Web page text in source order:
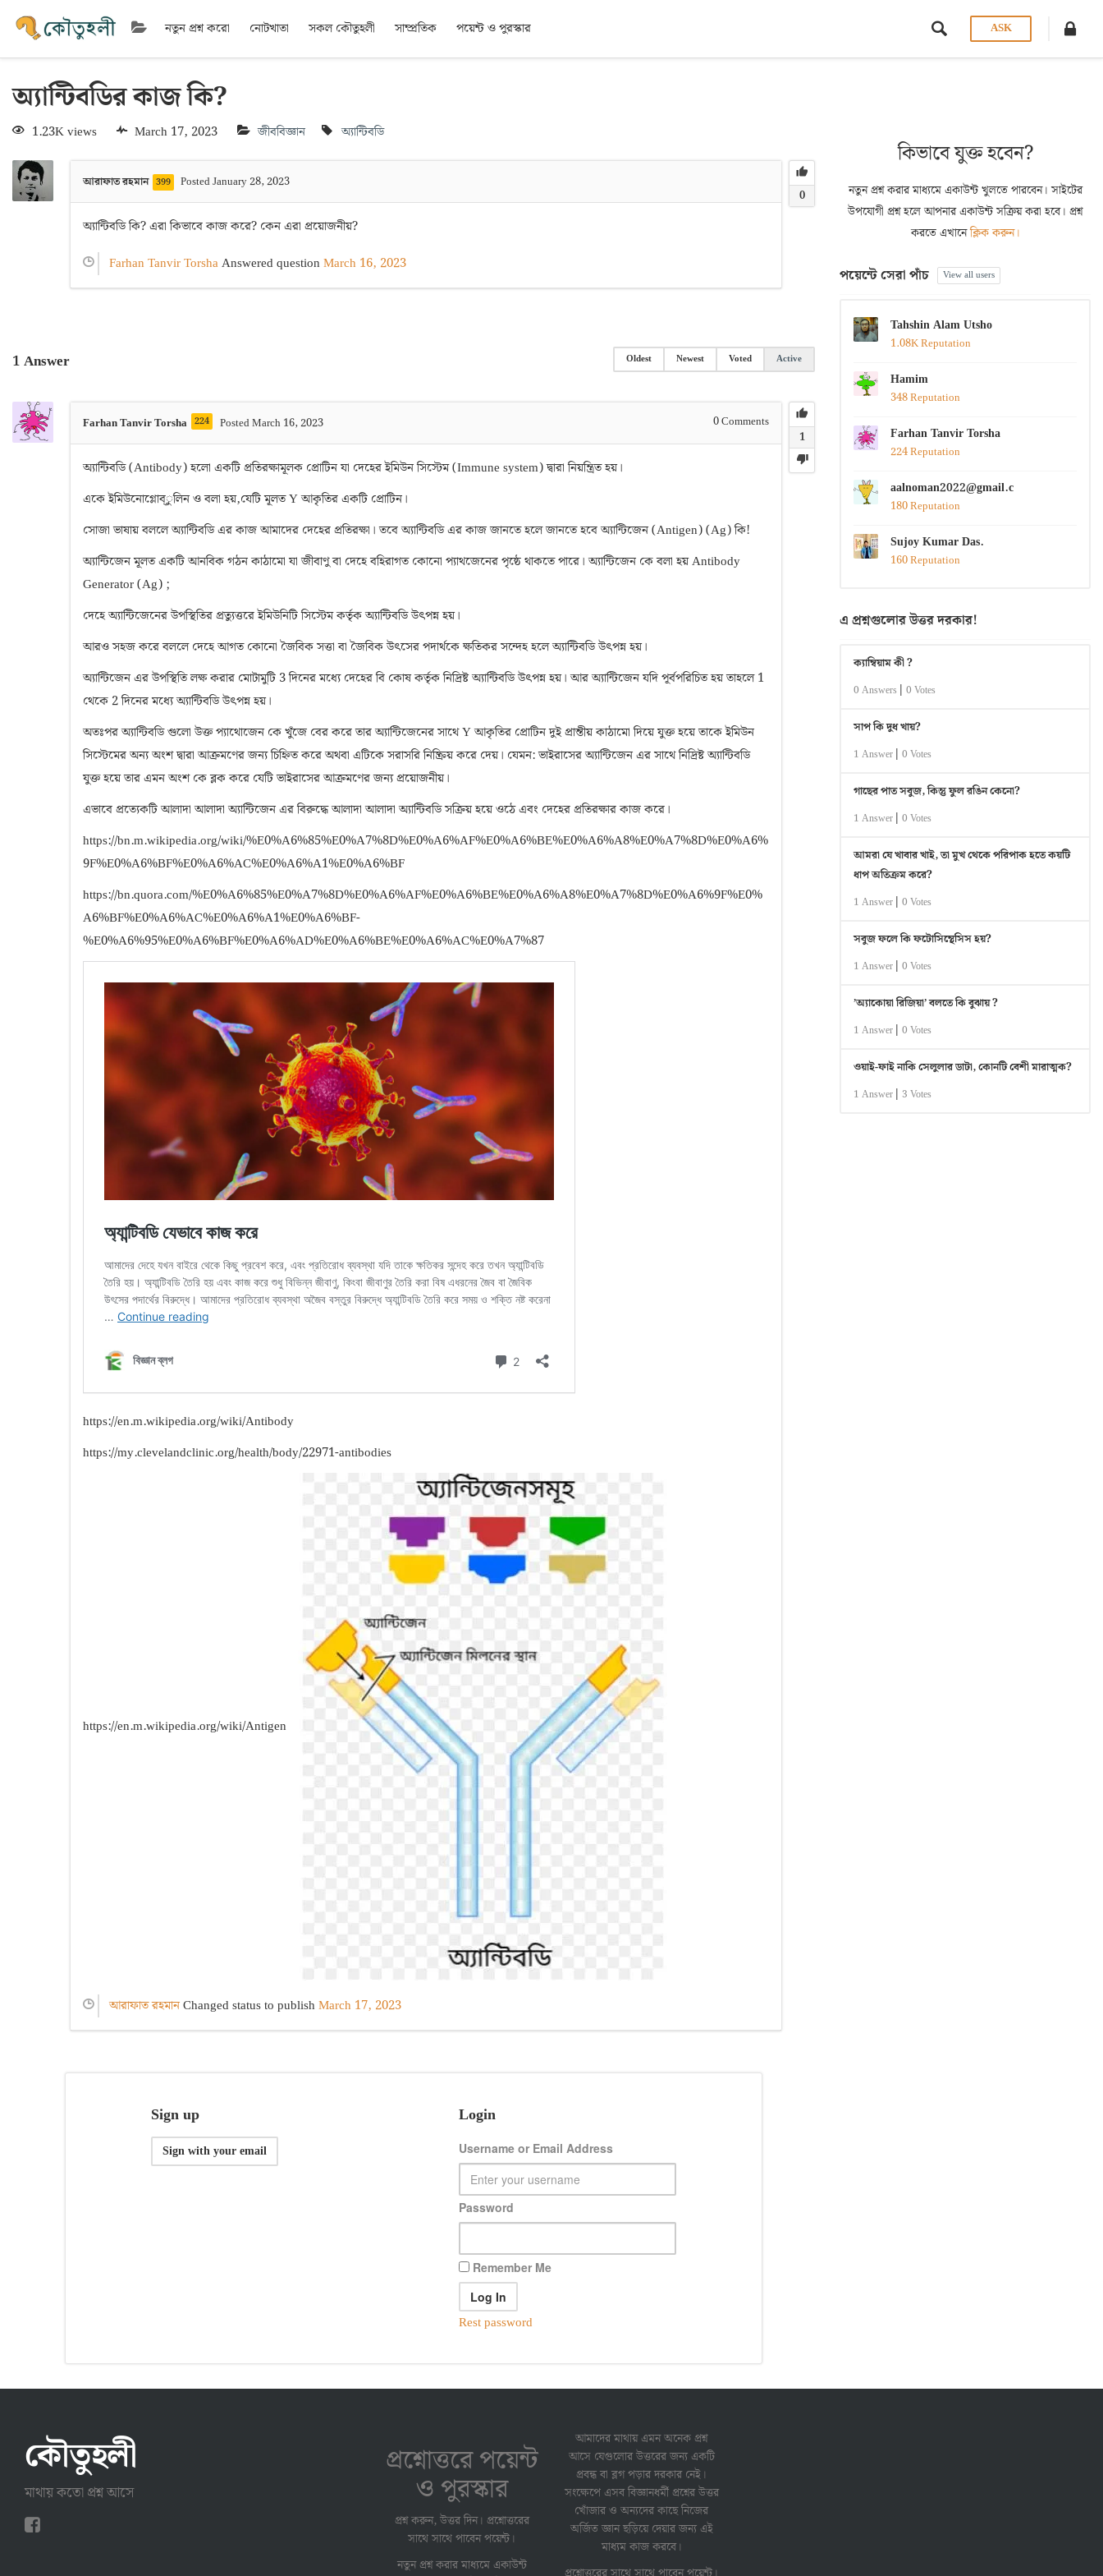
নতুন প্রশ্ন করো নোটখাতা সকল কৌতুহলী সাম্প্রতিক পয়েন্ট ও পুরস্কার ASK
অ্যান্টিবডির কাজ কি?
1.23K views March 17, 2023 জীববিজ্ঞান অ্যান্টিবডি
আরাফাত রহমান 399
Posted January 28, 2023
0
অ্যান্টিবডি কি? এরা কিভাবে কাজ করে? কেন এরা প্রয়োজনীয়?
Farhan Tanvir TorshaAnswered question March 16, 2023
1Answer Active
Voted
Newest
Oldest
1
Farhan Tanvir Torsha 224 Posted March 16, 2023 0Comments
অ্যান্টিবডি (Antibody) হলো একটি প্রতিরক্ষামূলক প্রোটিন যা দেহের ইমিউন সিস্টেম (Immune system) দ্বারা নিয়ন্ত্রিত হয়।
একে ইমিউনোগ্লোব্ুলিন ও বলা হয়,যেটি মূলত Y আকৃতির একটি প্রোটিন।
সোজা ভাষায় বললে অ্যান্টিবডি এর কাজ আমাদের দেহের প্রতিরক্ষা। তবে অ্যান্টিবডি এর কাজ জানতে হলে জানতে হবে অ্যান্টিজেন (Antigen) (Ag) কি!
অ্যান্টিজেন মূলত একটি আনবিক গঠন কাঠামো যা জীবাণু বা দেহে বহিরাগত কোনো প্যাথজেনের পৃষ্ঠে থাকতে পারে। অ্যান্টিজেন কে বলা হয় Antibody
Generator (Ag) ;
দেহে অ্যান্টিজেনের উপস্থিতির প্রত্যুত্তরে ইমিউনিটি সিস্টেম কর্তৃক অ্যান্টিবডি উৎপন্ন হয়।
আরও সহজ করে বললে দেহে আগত কোনো জৈবিক সত্তা বা জৈবিক উৎসের পদার্থকে ক্ষতিকর সন্দেহ হলে অ্যান্টিবডি উৎপন্ন হয়।
অ্যান্টিজেন এর উপস্থিতি লক্ষ করার মোটামুটি 3 দিনের মধ্যে দেহের বি কোষ কর্তৃক নিদ্রিষ্ট অ্যান্টিবডি উৎপন্ন হয়। আর অ্যান্টিজেন যদি পূর্বপরিচিত হয় তাহলে 1
থেকে 2 দিনের মধ্যে অ্যান্টিবডি উৎপন্ন হয়।
অতঃপর অ্যান্টিবডি গুলো উক্ত প্যাথোজেন কে খুঁজে বের করে তার অ্যান্টিজেনের সাথে Y আকৃতির প্রোটিন দুই প্রান্তীয় কাঠামো দিয়ে যুক্ত হয়ে তাকে ইমিউন
সিস্টেমের অন্য অংশ দ্বারা আক্রমণের জন্য চিহ্নিত করে অথবা এটিকে সরাসরি নিষ্ক্রিয় করে দেয়। যেমন: ভাইরাসের অ্যান্টিজেন এর সাথে নিদ্রিষ্ট অ্যান্টিবডি
যুক্ত হয়ে তার এমন অংশ কে ব্লক করে যেটি ভাইরাসের আক্রমণের জন্য প্রয়োজনীয়।
এভাবে প্রত্যেকটি আলাদা আলাদা অ্যান্টিজেন এর বিরুদ্ধে আলাদা আলাদা অ্যান্টিবডি সক্রিয় হয়ে ওঠে এবং দেহের প্রতিরক্ষার কাজ করে।
https://bn.m.wikipedia.org/wiki/%E0%A6%85%E0%A7%8D%E0%A6%AF%E0%A6%BE%E0%A6%A8%E0%A7%8D%E0%A6%
9F%E0%A6%BF%E0%A6%AC%E0%A6%A1%E0%A6%BF
https://bn.quora.com/%E0%A6%85%E0%A7%8D%E0%A6%AF%E0%A6%BE%E0%A6%A8%E0%A7%8D%E0%A6%9F%E0%
A6%BF%E0%A6%AC%E0%A6%A1%E0%A6%BF-
%E0%A6%95%E0%A6%BF%E0%A6%AD%E0%A6%BE%E0%A6%AC%E0%A7%87
https://en.m.wikipedia.org/wiki/Antibody
https://my.clevelandclinic.org/health/body/22971-antibodies
https://en.m.wikipedia.org/wiki/Antigen
আরাফাত রহমানChanged status to publish March 17, 2023
Sign up
Sign with your email
Login
Username or Email Address
Password
Remember Me
Rest password
কিভাবে যুক্ত হবেন?
নতুন প্রশ্ন করার মাধ্যমে একাউন্ট খুলতে পারবেন। সাইটের
উপযোগী প্রশ্ন হলে আপনার একাউন্ট সক্রিয় করা হবে। প্রশ্ন
করতে এখানেক্লিক করুন।
পয়েন্টে সেরা পাঁচ View all users
Tahshin Alam Utsho
1.08K Reputation
Hamim
348 Reputation
Farhan Tanvir Torsha
224 Reputation
aalnoman2022@gmail.com
180 Reputation
Sujoy Kumar Das.
160 Reputation
এ প্রশ্নগুলোর উত্তর দরকার!
ক্যাম্বিয়াম কী ?
0 Answers | 0 Votes
সাপ কি দুধ খায়?
1 Answer | 0 Votes
গাছের পাত সবুজ, কিন্তু ফুল রঙিন কেনো?
1 Answer | 0 Votes
আমরা যে খাবার খাই, তা মুখ থেকে পরিপাক হতে কয়টি
ধাপ অতিক্রম করে?
1 Answer | 0 Votes
সবুজ ফলে কি ফটোসিন্থেসিস হয়?
1 Answer | 0 Votes
’অ্যাকোয়া রিজিয়া’ বলতে কি বুঝায় ?
1 Answer | 0 Votes
ওয়াই-ফাই নাকি সেলুলার ডাটা, কোনটি বেশী মারাত্মক?
1 Answer | 3 Votes
কৌতুহলী
মাথায় কতো প্রশ্ন আসে
প্রশ্নোত্তরে পয়েন্ট
ও পুরস্কার
প্রশ্ন করুন, উত্তর দিন। প্রশ্নোত্তরের
সাথে সাথে পাবেন পয়েন্ট।
নতুন প্রশ্ন করার মাধ্যমে একাউন্ট
আমাদের মাথায় এমন অনেক প্রশ্ন
আসে যেগুলোর উত্তরের জন্য একটি
প্রবন্ধ বা ব্লগ পড়ার দরকার নেই।
সংক্ষেপে এসব বিজ্ঞানধর্মী প্রশ্নের উত্তর
খোঁজার ও অন্যদের কাছে নিজের
অর্জিত জ্ঞান ছড়িয়ে দেয়ার জন্য এই
মাধ্যম কাজ করবে।